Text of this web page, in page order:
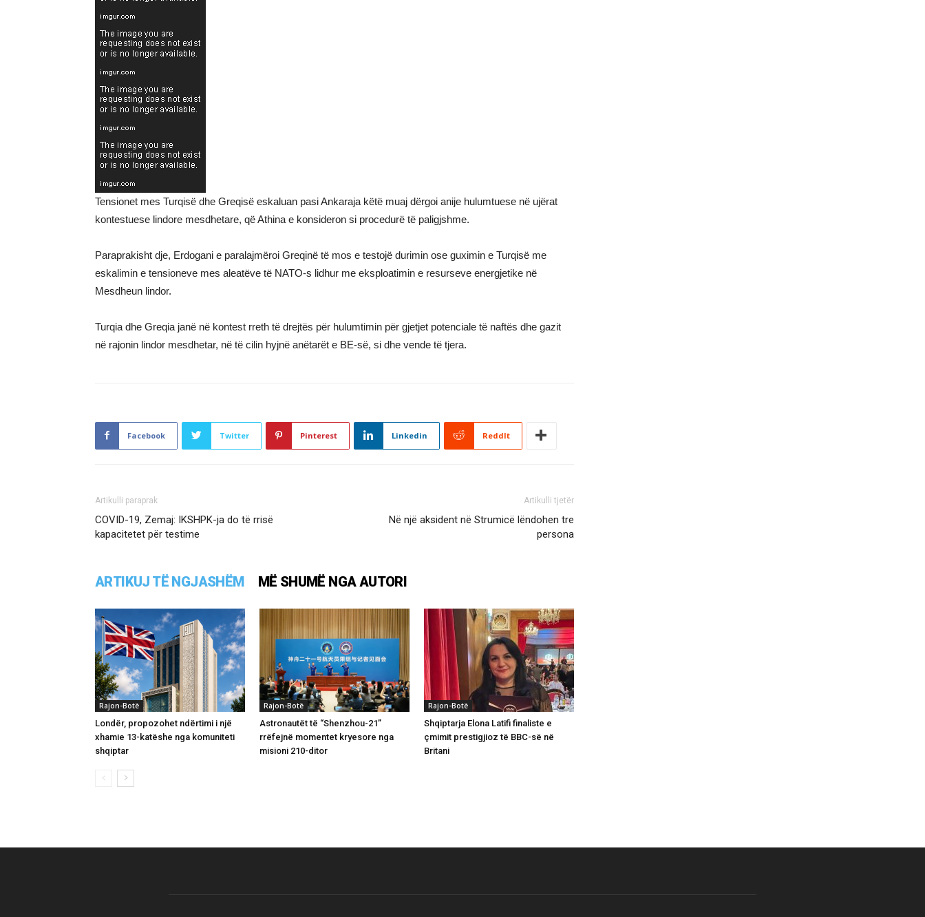
Tensionet mes Turqisë dhe Greqisë eskaluan pasi Ankaraja këtë muaj dërgoi anije hulumtuese në ujërat
kontestuese lindore mesdhetare, që Athina e konsideron si procedurë të paligjshme.
Paraprakisht dje, Erdogani e paralajmëroi Greqinë të mos e testojë durimin ose guximin e Turqisë me
eskalimin e tensioneve mes aleatëve të NATO-s lidhur me eksploatimin e resurseve energjetike në
Mesdheun lindor.
Turqia dhe Greqia janë në kontest rreth të drejtës për hulumtimin për gjetjet potenciale të naftës dhe gazit
në rajonin lindor mesdhetar, në të cilin hyjnë anëtarët e BE-së, si dhe vende të tjera.
Facebook Twitter Pinterest Linkedin ReddIt
Artikulli paraprak
COVID-19, Zemaj: IKSHPK-ja do të rrisë
kapacitetet për testime
Artikulli tjetër
Në një aksident në Strumicë lëndohen tre
persona
ARTIKUJ TË NGJASHËM MË SHUMË NGA AUTORI
Rajon-Botë
Londër, propozohet ndërtimi i një
xhamie 13-katëshe nga komuniteti
shqiptar
Rajon-Botë
Astronautët të “Shenzhou-21”
rrëfejnë momentet kryesore nga
misioni 210-ditor
Rajon-Botë
Shqiptarja Elona Latifi finaliste e
çmimit prestigjioz të BBC-së në
Britani